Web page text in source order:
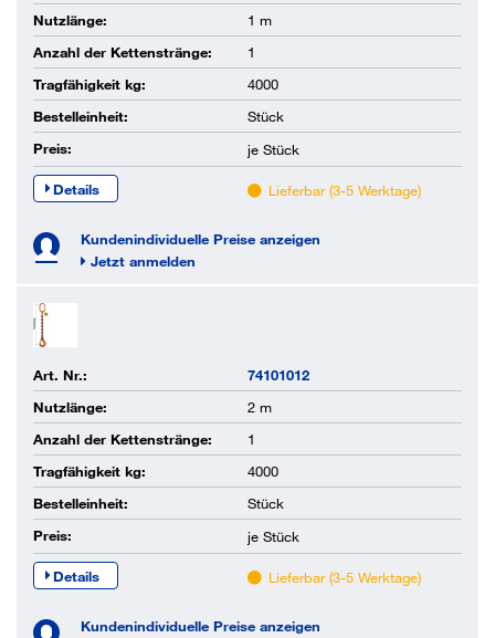
Nutzlänge:
1 m
Anzahl der Kettenstränge:
1
Tragfähigkeit kg:
4000
Bestelleinheit:
Stück
Preis:
je Stück
Details Lieferbar (3-5 Werktage)
Kundenindividuelle Preise anzeigen
Jetzt anmelden
Art. Nr.:
74101012
Nutzlänge:
2 m
Anzahl der Kettenstränge:
1
Tragfähigkeit kg:
4000
Bestelleinheit:
Stück
Preis:
je Stück
Details Lieferbar (3-5 Werktage)
Kundenindividuelle Preise anzeigen